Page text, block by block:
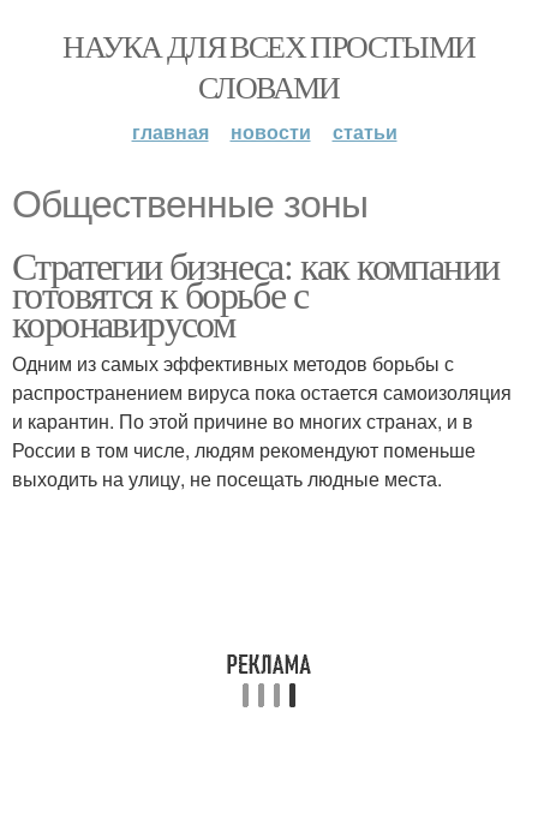
НАУКА ДЛЯ ВСЕХ ПРОСТЫМИ
СЛОВАМИ
главная новости статьи
Общественные зоны
Стратегии бизнеса: как компании
готовятся к борьбе с
коронавирусом
Одним из самых эффективных методов борьбы с
распространением вируса пока остается самоизоляция
и карантин. По этой причине во многих странах, и в
России в том числе, людям рекомендуют поменьше
выходить на улицу, не посещать людные места.